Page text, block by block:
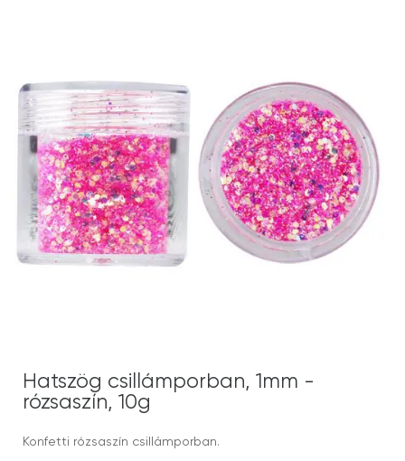
Hatszög csillámporban, 1mm -
rózsaszín, 10g
Konfetti rózsaszín csillámporban.